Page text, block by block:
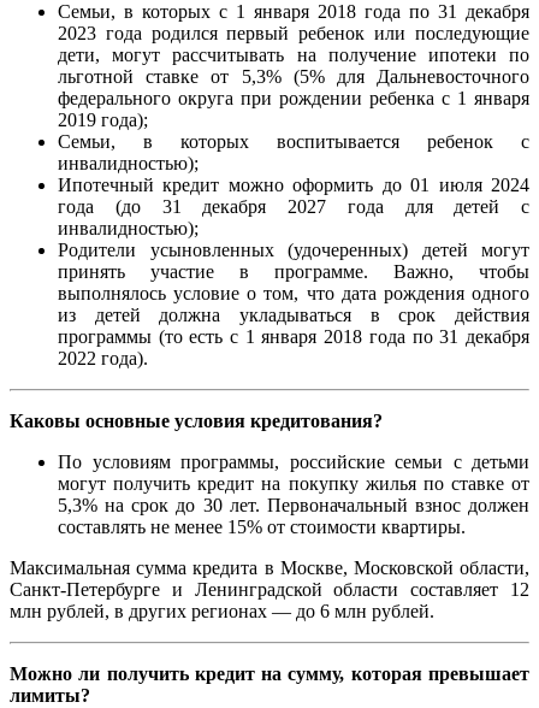
Семьи, в которых с 1 января 2018 года по 31 декабря
2023 года родился первый ребенок или последующие
дети, могут рассчитывать на получение ипотеки по
льготной ставке от 5,3% (5% для Дальневосточного
федерального округа при рождении ребенка с 1 января
2019 года);
Семьи, в которых воспитывается ребенок с
инвалидностью);
Ипотечный кредит можно оформить до 01 июля 2024
года (до 31 декабря 2027 года для детей с
инвалидностью);
Родители усыновленных (удочеренных) детей могут
принять участие в программе. Важно, чтобы
выполнялось условие о том, что дата рождения одного
из детей должна укладываться в срок действия
программы (то есть с 1 января 2018 года по 31 декабря
2022 года).
Каковы основные условия кредитования?
По условиям программы, российские семьи с детьми
могут получить кредит на покупку жилья по ставке от
5,3% на срок до 30 лет. Первоначальный взнос должен
составлять не менее 15% от стоимости квартиры.
Максимальная сумма кредита в Москве, Московской области,
Санкт-Петербурге и Ленинградской области составляет 12
млн рублей, в других регионах — до 6 млн рублей.
Можно ли получить кредит на сумму, которая превышает
лимиты?